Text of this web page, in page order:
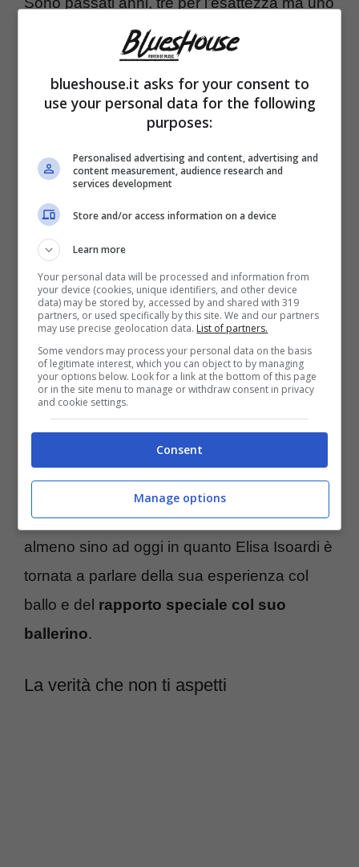
degli interrogativi che sono rimasti nelle
menti dei telespettatori di Ballando con le
Stelle è seRaimondo Todaro ed Elisa
Isoardi abbiano avuto un flirt.
Uno nel 2020 e vista la sua statura, la
produzione ha deciso di farla gareggiare in
coppia con
talentuosissimo ballerino professionista
catanese uno dei migliori avuti nella
scuderia di Millysino ad ora, non a caso ha
vinto diverse edizioni di Ballando.
I due hanno mostrato non solo complicità
reciproca ma una stima ed un affetto tali da
far pensare che potesse esserci dell’altro. I
diretti interessati non hanno mai confermato
(e nemmeno smentito) queste presunte voci,
almeno sino ad oggi in quanto Elisa Isoardi è
tornata a parlare della sua esperienza col
ballo e del rapporto speciale col suo
ballerino.
La verità che non ti aspetti
blueshouse.it asks for your consent to
use your personal data for the following
purposes:
Personalised advertising and content, advertising and
content measurement, audience research and
services development
Store and/or access information on a device
Learn more
Your personal data will be processed and information from
your device (cookies, unique identifiers, and other device
data) may be stored by, accessed by and shared with 319
partners, or used specifically by this site. We and our partners
may use precise geolocation data. List of partners.
Some vendors may process your personal data on the basis
of legitimate interest, which you can object to by managing
your options below. Look for a link at the bottom of this page
or in the site menu to manage or withdraw consent in privacy
and cookie settings.
Consent
Manage options